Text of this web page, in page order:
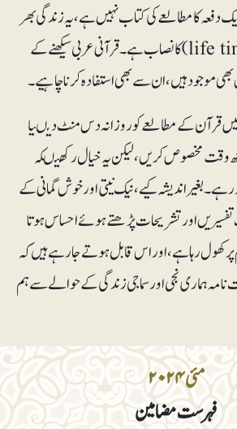
مئی ۲۰۲۴
فہرست مضامین
کا مطالعے کی کتاب نہیں ہے، یہ زندگی بھر
کی پڑھائی (life time study)کا نصاب ہے۔ قرآنی عربی سیکھنے کے
موجود ہیں، ان سے بھی استفادہ کرنا چاہیے۔
قرآن کے مطالعے کو روزانہ دس منٹ دیںیا
کچھ وقت مخصوص کریں، لیکن یہ خیال رکھیںکہ
بغیر اندیشہ کیے، نیک نیتی اور خوش گمانی کے
اور تشریحات پڑھتے ہوئے احساس ہوتا
کھول رہا ہے، اور اس قابل ہوتے جارہے ہیں کہ
نامہ ہماری نجی اور سماجی زندگی کے حوالے سے ہم